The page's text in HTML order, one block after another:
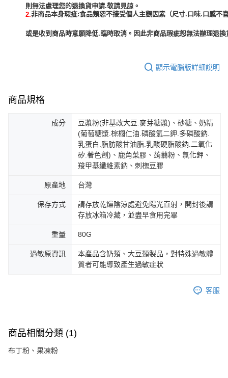
2.非商品本身瑕疵:食品類恕不接受個人主觀因素（尺寸.口味.口感不
或是收到商品時意願降低.臨時取消。因此非商品瑕疵恕無法辦理退
顯示電腦版詳細說明
商品規格
成分
豆漿粉(非基改大豆.麥芽糖漿)、砂糖、奶精
(葡萄糖漿.棕櫚仁油.磷酸氫二鉀.多磷酸鈉.
乳蛋白.脂肪酸甘油脂.乳酸硬脂酸鈉.二氧化
矽.著色劑)、鹿角菜膠、蒟蒻粉、氯化鉀、
羧甲基纖維素鈉、刺槐豆膠
原產地 台灣
保存方式
請存放乾燥陰涼處避免陽光直射，開封後請
存放冰箱冷藏，並盡早食用完畢
重量 80G
過敏原資訊
本產品含奶類、大豆類製品，對特殊過敏體
質者可能導致產生過敏症狀
客服
商品相關分類 (1)
布丁粉、果凍粉